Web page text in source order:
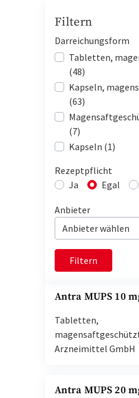
Filtern
Darreichungsform
Tabletten,
(48)
Kapseln,
(63)
(7)
Kapseln (1)
Rezeptpflicht
Ja
Egal
Anbieter
Filtern
Antra MUPS 10
Tabletten,
Arzneimittel GmbH
Antra MUPS 20